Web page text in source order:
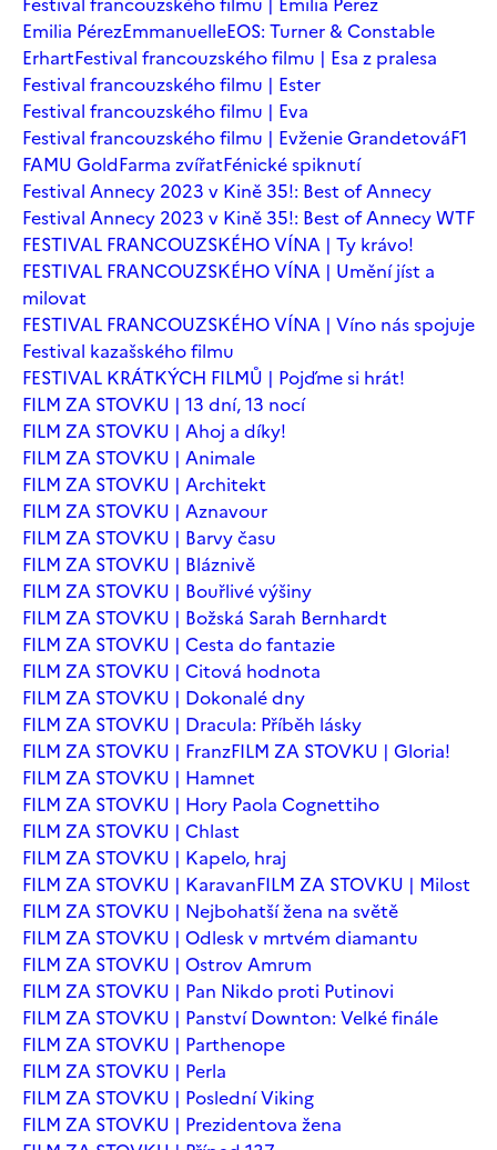
Emilia PérezEmmanuelleEOS: Turner & Constable
ErhartFestival francouzského filmu | Esa z pralesa
Festival francouzského filmu | Ester
Festival francouzského filmu | Eva
Festival francouzského filmu | Evženie GrandetováF1
FAMU GoldFarma zvířatFénické spiknutí
Festival Annecy 2023 v Kině 35!: Best of Annecy
Festival Annecy 2023 v Kině 35!: Best of Annecy WTF
FESTIVAL FRANCOUZSKÉHO VÍNA | Ty krávo!
FESTIVAL FRANCOUZSKÉHO VÍNA | Umění jíst a
milovat
FESTIVAL FRANCOUZSKÉHO VÍNA | Víno nás spojuje
Festival kazašského filmu
FESTIVAL KRÁTKÝCH FILMŮ | Pojďme si hrát!
FILM ZA STOVKU | 13 dní, 13 nocí
FILM ZA STOVKU | Ahoj a díky!
FILM ZA STOVKU | Animale
FILM ZA STOVKU | Architekt
FILM ZA STOVKU | Aznavour
FILM ZA STOVKU | Barvy času
FILM ZA STOVKU | Bláznivě
FILM ZA STOVKU | Bouřlivé výšiny
FILM ZA STOVKU | Božská Sarah Bernhardt
FILM ZA STOVKU | Cesta do fantazie
FILM ZA STOVKU | Citová hodnota
FILM ZA STOVKU | Dokonalé dny
FILM ZA STOVKU | Dracula: Příběh lásky
FILM ZA STOVKU | FranzFILM ZA STOVKU | Gloria!
FILM ZA STOVKU | Hamnet
FILM ZA STOVKU | Hory Paola Cognettiho
FILM ZA STOVKU | Chlast
FILM ZA STOVKU | Kapelo, hraj
FILM ZA STOVKU | KaravanFILM ZA STOVKU | Milost
FILM ZA STOVKU | Nejbohatší žena na světě
FILM ZA STOVKU | Odlesk v mrtvém diamantu
FILM ZA STOVKU | Ostrov Amrum
FILM ZA STOVKU | Pan Nikdo proti Putinovi
FILM ZA STOVKU | Panství Downton: Velké finále
FILM ZA STOVKU | Parthenope
FILM ZA STOVKU | Perla
FILM ZA STOVKU | Poslední Viking
FILM ZA STOVKU | Prezidentova žena